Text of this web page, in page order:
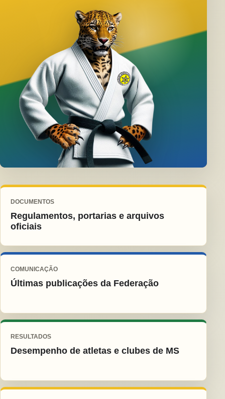
DOCUMENTOS
Regulamentos, portarias e arquivos
oficiais
COMUNICAÇÃO
Últimas publicações da Federação
RESULTADOS
Desempenho de atletas e clubes de MS